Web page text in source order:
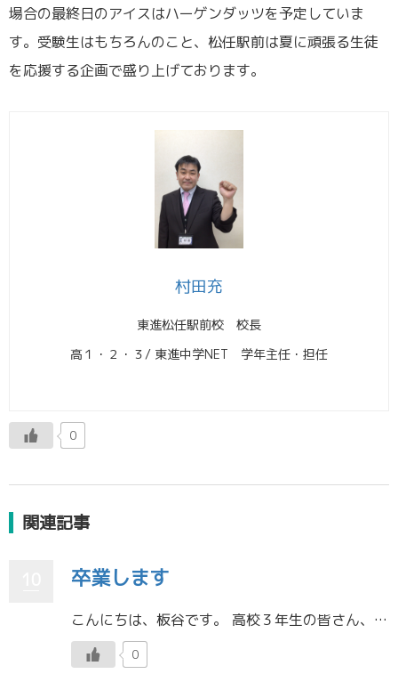
場合の最終日のアイスはハーゲンダッツを予定していま
す。受験生はもちろんのこと、松任駅前は夏に頑張る生徒
を応援する企画で盛り上げております。
村田充
東進松任駅前校 校長
高１・２・３/ 東進中学NET 学年主任・担任
0
関連記事
卒業します
こんにちは、板谷です。 高校３年生の皆さん、ご卒業おめでとうございます。 私事ですが、2025年３月をもって、生徒として３年、スタッフとして６年通った東進松任校を卒業します。今思い返すと、長かったような、短かったような、 […]
0